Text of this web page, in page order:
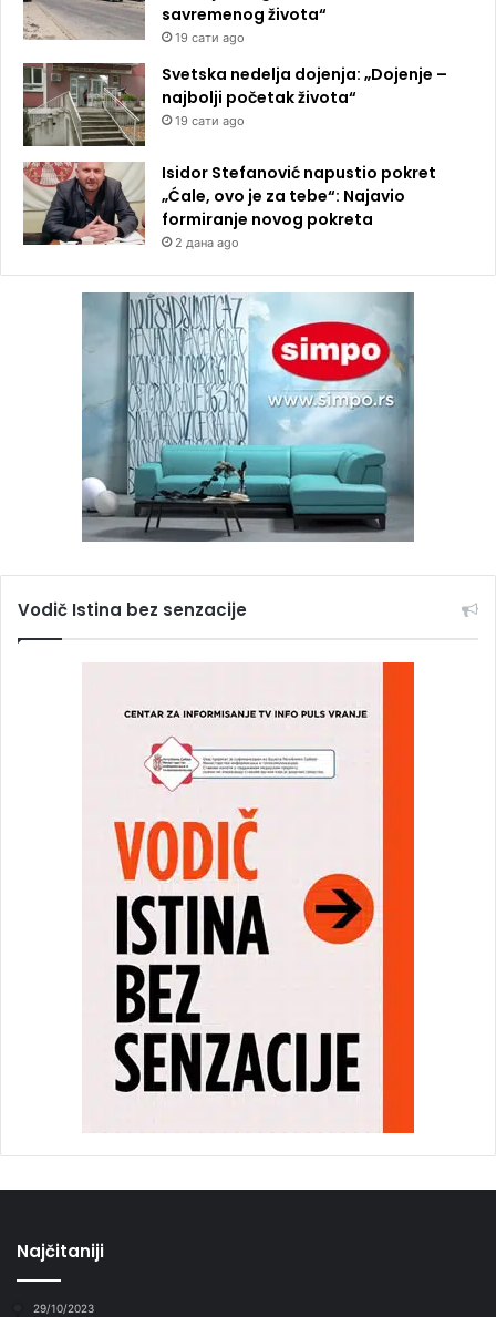
savremenog života“
19 сати ago
Svetska nedelja dojenja: „Dojenje –
najbolji početak života“
19 сати ago
Isidor Stefanović napustio pokret
„Ćale, ovo je za tebe“: Najavio
formiranje novog pokreta
2 дана ago
Vodič Istina bez senzacije
Najčitaniji
29/10/2023